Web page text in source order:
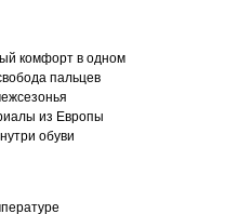
комфорт в одном
пальцев
из Европы
обуви